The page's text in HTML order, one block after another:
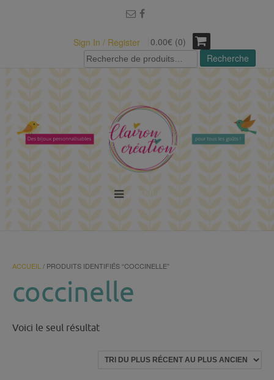
Sign In / Register
0.00€ (0)
Recherche
pour :
Recherche
ACCUEIL / PRODUITS IDENTIFIÉS “COCCINELLE”
coccinelle
Voici le seul résultat